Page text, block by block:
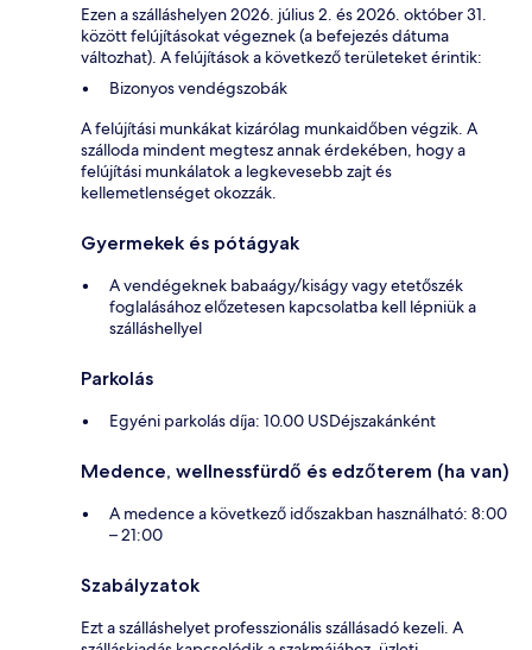
Ezen a szálláshelyen 2026. július 2. és 2026. október 31.
között felújításokat végeznek (a befejezés dátuma
változhat). A felújítások a következő területeket érintik:
Bizonyos vendégszobák
A felújítási munkákat kizárólag munkaidőben végzik. A
szálloda mindent megtesz annak érdekében, hogy a
felújítási munkálatok a legkevesebb zajt és
kellemetlenséget okozzák.
Gyermekek és pótágyak
A vendégeknek babaágy/kiságy vagy etetőszék
foglalásához előzetesen kapcsolatba kell lépniük a
szálláshellyel
Parkolás
Egyéni parkolás díja: 10.00 USDéjszakánként
Medence, wellnessfürdő és edzőterem (ha van)
A medence a következő időszakban használható: 8:00
– 21:00
Szabályzatok
Ezt a szálláshelyet professzionális szállásadó kezeli. A